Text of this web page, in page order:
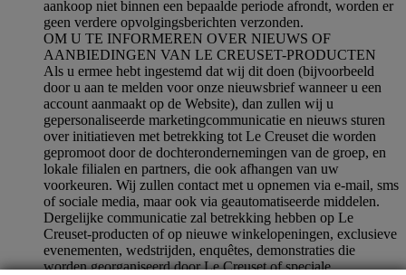
aankoop niet binnen een bepaalde periode afrondt, worden er
geen verdere opvolgingsberichten verzonden.
OM U TE INFORMEREN OVER NIEUWS OF
AANBIEDINGEN VAN LE CREUSET-PRODUCTEN
Als u ermee hebt ingestemd dat wij dit doen (bijvoorbeeld
door u aan te melden voor onze nieuwsbrief wanneer u een
account aanmaakt op de Website), dan zullen wij u
gepersonaliseerde marketingcommunicatie en nieuws sturen
over initiatieven met betrekking tot Le Creuset die worden
gepromoot door de dochterondernemingen van de groep, en
lokale filialen en partners, die ook afhangen van uw
voorkeuren. Wij zullen contact met u opnemen via e-mail, sms
of sociale media, maar ook via geautomatiseerde middelen.
Dergelijke communicatie zal betrekking hebben op Le
Creuset-producten of op nieuwe winkelopeningen, exclusieve
evenementen, wedstrijden, enquêtes, demonstraties die
worden georganiseerd door Le Creuset of speciale